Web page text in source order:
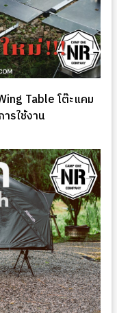
Table โต๊ะแคม
รใช้งาน